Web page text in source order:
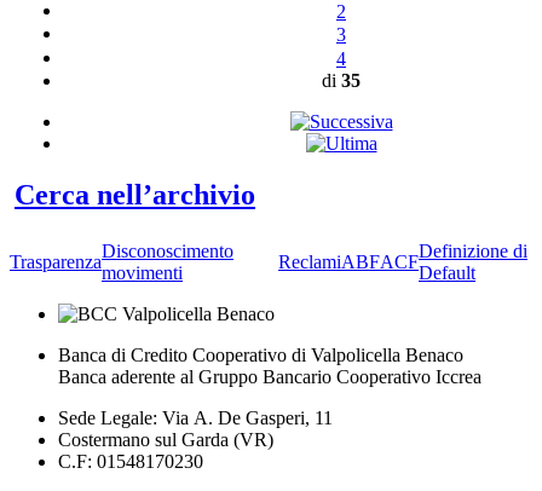
2
3
4
di 35
Cerca nell’archivio
Trasparenza
Disconoscimento
movimenti
ReclamiABFACF
Definizione di
Default
Banca di Credito Cooperativo di Valpolicella Benaco
Banca aderente al Gruppo Bancario Cooperativo Iccrea
Sede Legale: Via A. De Gasperi, 11
Costermano sul Garda (VR)
C.F: 01548170230